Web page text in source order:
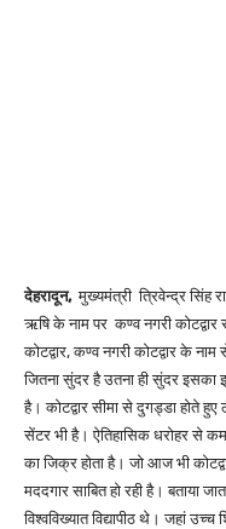
देहरादून,मुख्यमंत्री त्रिवेन्द्र सिंह
ऋषि के नाम पर कण्व नगरी
कोटद्वार, कण्व नगरी कोटद्वार के
जितना सुंदर है उतना ही सुंदर इसका
है। कोटद्वार सीमा से दुगड्डा होते
सेंटर भी है। ऐतिहासिक धरोहर से
का जिक्र होता है। जो आज भी
मददगार साबित हो रही है। बताया
विश्वविख्यात विद्यापीठ थे। जहां